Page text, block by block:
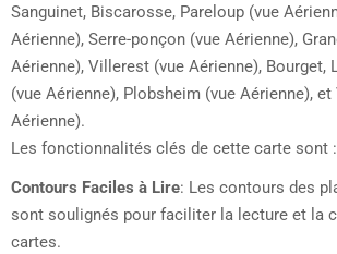
Sanguinet, Biscarosse, Pareloup (vue
Aérienne), Serre-ponçon (vue Aérienne),
Aérienne), Villerest (vue Aérienne), Bourget,
(vue Aérienne), Plobsheim (vue Aérienne),
Aérienne).
Les fonctionnalités clés de cette carte sont :
Contours Faciles à Lire: Les contours des
sont soulignés pour faciliter la lecture et la
cartes.